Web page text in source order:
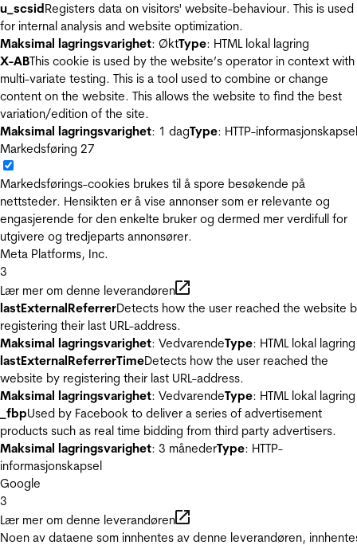
u_scsidRegisters data on visitors' website-behaviour. This is used
for internal analysis and website optimization.
Maksimal lagringsvarighet: ØktType: HTML lokal lagring
X-ABThis cookie is used by the website’s operator in context with
multi-variate testing. This is a tool used to combine or change
content on the website. This allows the website to find the best
variation/edition of the site.
Maksimal lagringsvarighet: 1 dagType: HTTP-informasjonskapsel
Markedsføring 27
Markedsførings-cookies brukes til å spore besøkende på
nettsteder. Hensikten er å vise annonser som er relevante og
engasjerende for den enkelte bruker og dermed mer verdifull for
utgivere og tredjeparts annonsører.
Meta Platforms, Inc.
3
Lær mer om denne leverandøren
lastExternalReferrerDetects how the user reached the website
registering their last URL-address.
Maksimal lagringsvarighet: VedvarendeType: HTML lokal lagring
lastExternalReferrerTimeDetects how the user reached the
website by registering their last URL-address.
Maksimal lagringsvarighet: VedvarendeType: HTML lokal lagring
_fbpUsed by Facebook to deliver a series of advertisement
products such as real time bidding from third party advertisers.
Maksimal lagringsvarighet: 3 månederType: HTTP-
informasjonskapsel
Google
3
Lær mer om denne leverandøren
Noen av dataene som innhentes av denne leverandøren,